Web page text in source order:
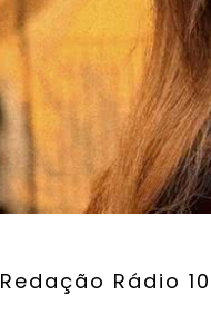
Redação Rádio